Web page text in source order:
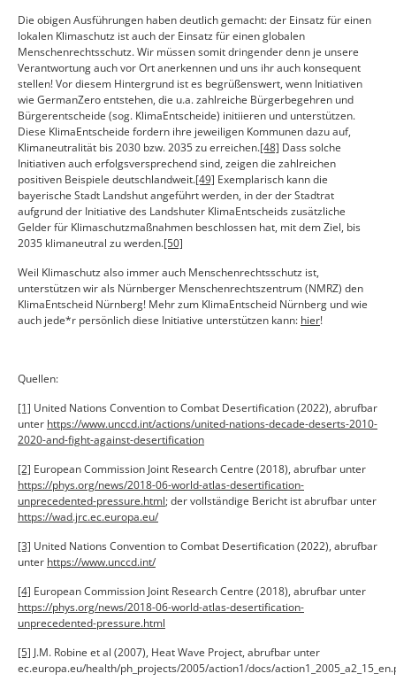
Die obigen Ausführungen haben deutlich gemacht: der Einsatz für einen
lokalen Klimaschutz ist auch der Einsatz für einen globalen
Menschenrechtsschutz. Wir müssen somit dringender denn je unsere
Verantwortung auch vor Ort anerkennen und uns ihr auch konsequent
stellen! Vor diesem Hintergrund ist es begrüßenswert, wenn Initiativen
wie GermanZero entstehen, die u.a. zahlreiche Bürgerbegehren und
Bürgerentscheide (sog. KlimaEntscheide) initiieren und unterstützen.
Diese KlimaEntscheide fordern ihre jeweiligen Kommunen dazu auf,
Klimaneutralität bis 2030 bzw. 2035 zu erreichen.[48] Dass solche
Initiativen auch erfolgsversprechend sind, zeigen die zahlreichen
positiven Beispiele deutschlandweit.[49] Exemplarisch kann die
bayerische Stadt Landshut angeführt werden, in der der Stadtrat
aufgrund der Initiative des Landshuter KlimaEntscheids zusätzliche
Gelder für Klimaschutzmaßnahmen beschlossen hat, mit dem Ziel, bis
2035 klimaneutral zu werden.[50]
Weil Klimaschutz also immer auch Menschenrechtsschutz ist,
unterstützen wir als Nürnberger Menschenrechtszentrum (NMRZ) den
KlimaEntscheid Nürnberg! Mehr zum KlimaEntscheid Nürnberg und wie
auch jede*r persönlich diese Initiative unterstützen kann: hier!
Quellen:
[1] United Nations Convention to Combat Desertification (2022), abrufbar
unter https://www.unccd.int/actions/united-nations-decade-deserts-2010-
2020-and-fight-against-desertification
[2] European Commission Joint Research Centre (2018), abrufbar unter
https://phys.org/news/2018-06-world-atlas-desertification-
unprecedented-pressure.html; der vollständige Bericht ist abrufbar unter
https://wad.jrc.ec.europa.eu/
[3] United Nations Convention to Combat Desertification (2022), abrufbar
unter https://www.unccd.int/
[4] European Commission Joint Research Centre (2018), abrufbar unter
https://phys.org/news/2018-06-world-atlas-desertification-
unprecedented-pressure.html
[5] J.M. Robine et al (2007), Heat Wave Project, abrufbar unter
ec.europa.eu/health/ph_projects/2005/action1/docs/